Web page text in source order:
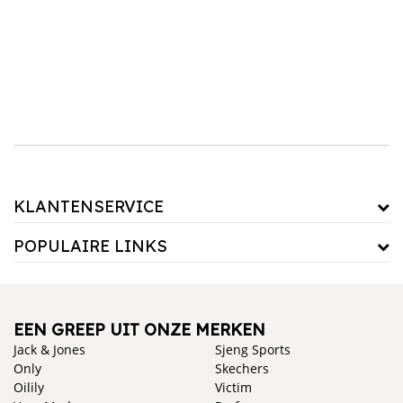
KLANTENSERVICE
POPULAIRE LINKS
EEN GREEP UIT ONZE MERKEN
Jack & Jones
Only
Oilily
Sjeng Sports
Skechers
Victim